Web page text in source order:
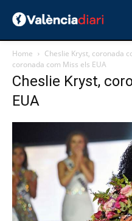
Home Cheslie Kryst, coronada
coronada com Miss els EUA
Cheslie Kryst,
EUA